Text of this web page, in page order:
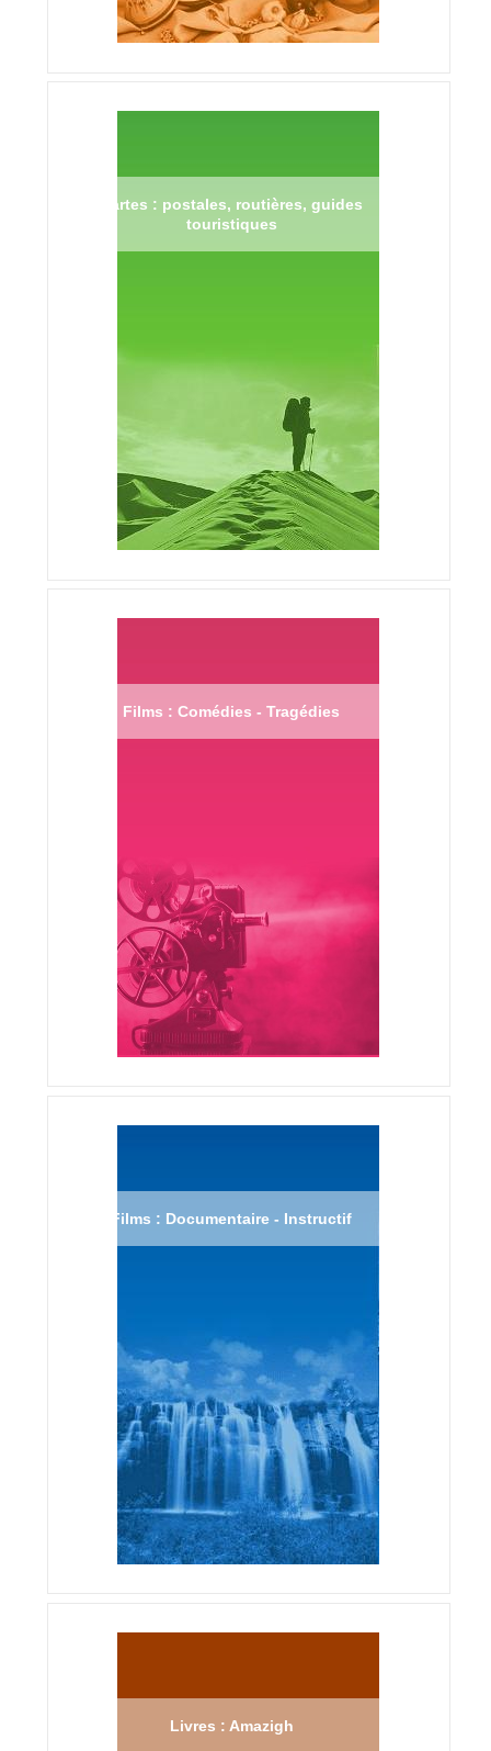
Cartes : postales, routières, guides
touristiques
Films : Comédies - Tragédies
Films : Documentaire - Instructif
Livres : Amazigh